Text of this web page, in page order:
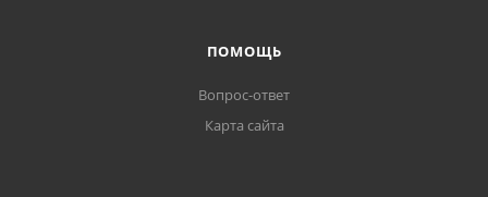
ПОМОЩЬ
Вопрос-ответ
Карта сайта